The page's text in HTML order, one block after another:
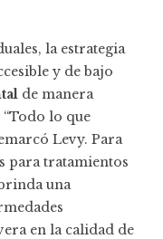
la estrategia
y de bajo
de manera
lo que
Levy. Para
para tratamientos
una
en la calidad de